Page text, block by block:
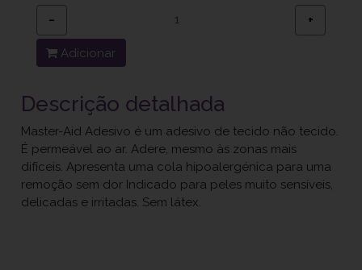
− +
Adicionar
Descrição detalhada
Master-Aid Adesivo é um adesivo de tecido não tecido.
É permeável ao ar. Adere, mesmo às zonas mais
difíceis. Apresenta uma cola hipoalergénica para uma
remoção sem dor Indicado para peles muito sensíveis,
delicadas e irritadas. Sem látex.